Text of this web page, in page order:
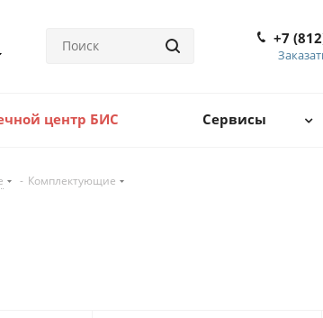
+7
центр БИС Сервисы
- Комплектующие